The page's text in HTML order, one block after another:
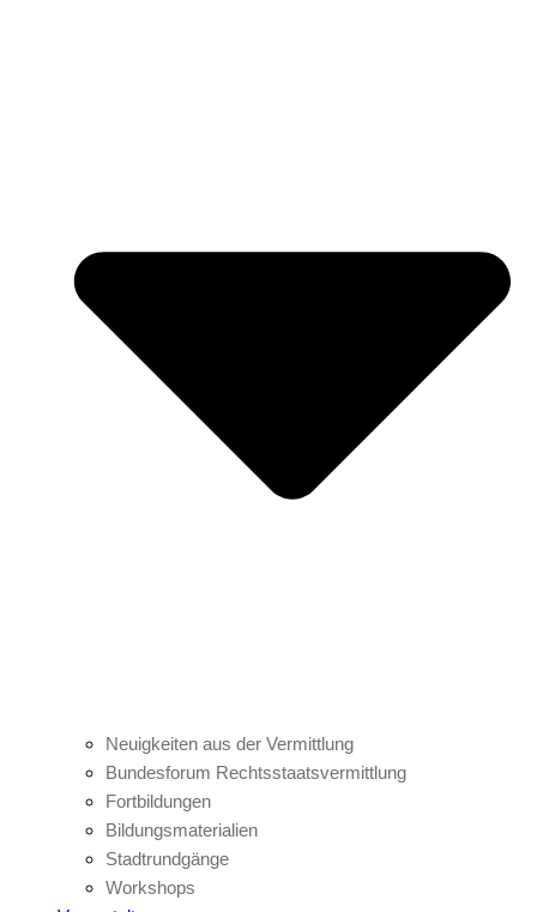
Neuigkeiten aus der Vermittlung
Bundesforum Rechtsstaatsvermittlung
Fortbildungen
Bildungsmaterialien
Stadtrundgänge
Workshops